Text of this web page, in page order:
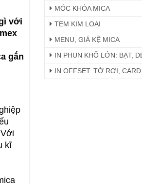
với
gắn
kĩ
MÓC KHÓA MICA
TEM KIM LOẠI
MENU, GIÁ KỆ MICA
IN PHUN KHỔ LỚN: BẠT,
IN OFFSET: TỜ RƠI,